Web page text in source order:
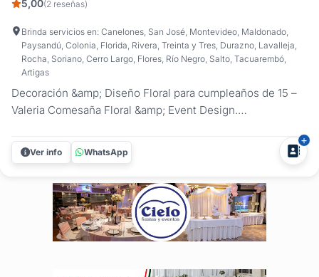
5,00(2 reseñas)
Brinda servicios en: Canelones, San José, Montevideo, Maldonado,
Paysandú, Colonia, Florida, Rivera, Treinta y Tres, Durazno, Lavalleja,
Rocha, Soriano, Cerro Largo, Flores, Río Negro, Salto, Tacuarembó,
Artigas
Decoración &amp; Diseño Floral para cumpleaños de 15 –
Valeria Comesaña Floral &amp; Event Design.
quinceañera y transformar cada rincón de la fiesta.Como
diseñadora floral especializada en 15 años, desarrollo
Ver info WhatsApp